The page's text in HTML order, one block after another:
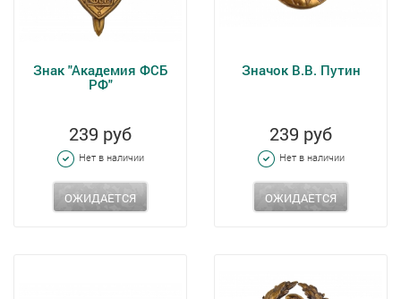
Знак "Академия ФСБ
РФ"
239 руб
Нет в наличии
ОЖИДАЕТСЯ
Значок В.В. Путин
239 руб
Нет в наличии
ОЖИДАЕТСЯ